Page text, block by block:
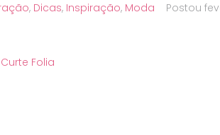
, Dicas, Inspiração, Moda Postou
Folia